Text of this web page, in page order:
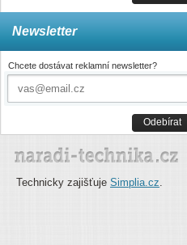
Newsletter
Chcete dostávat reklamní newsletter?
Odebírat
Technicky zajišťuje Simplia.cz.